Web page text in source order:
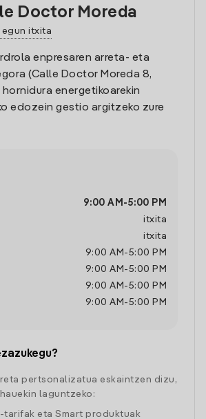
Doctor Moreda
egun itxita
enpresaren arreta- eta
(Calle Doctor Moreda 8,
hornidura energetikoarekin
edozein gestio argitzeko zure
9:00 AM -5:00 PM
itxita
itxita
9:00 AM -5:00 PM
9:00 AM -5:00 PM
9:00 AM -5:00 PM
9:00 AM -5:00 PM
pertsonalizatua eskaintzen dizu,
laguntzeko:
tarifak eta Smart produktuak